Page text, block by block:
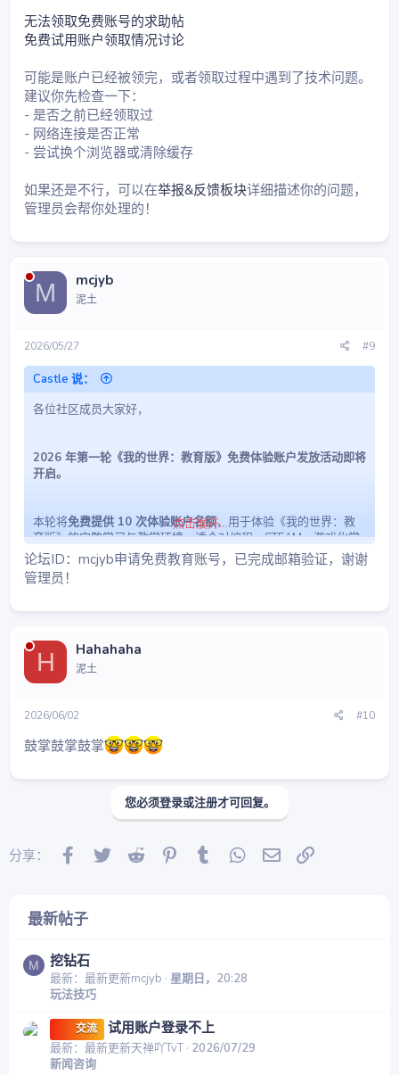
无法领取免费账号的求助帖
免费试用账户领取情况讨论
可能是账户已经被领完，或者领取过程中遇到了技术问题。
建议你先检查一下：
- 是否之前已经领取过
- 网络连接是否正常
- 尝试换个浏览器或清除缓存
如果还是不行，可以在举报&反馈板块详细描述你的问题，
管理员会帮你处理的！
M mcjyb
泥土
2026/05/27 #9
Castle 说：
各位社区成员大家好，
2026 年第一轮《我的世界：教育版》免费体验账户发放活动即将
开启。
本轮将免费提供 10 次体验账户名额，用于体验《我的世界：教
育版》的完整学习与教学环境，适合对编程、STEAM、游戏化学
习感兴趣的学生、家长及教育从业者参与。
免费账户中将
是否“出金”，完全看各位的运气（概率平摊）
所有账户均为官方环境，可直接用于体验与测试
补充账户发放时间
2026 年 1 月 10 日
15:00 正式开始
名额有限，先到先得
每位用户限领取一次
欢迎大家准时参与，
点击展开...
论坛ID：mcjyb申请免费教育账号，已完成邮箱验证，谢谢
管理员！
H Hahahaha
泥土
2026/06/02 #10
鼓掌鼓掌鼓掌
您必须登录或注册才可回复。
分享： Facebook
Twitter Reddit PinterestTumblr WhatsApp
邮件
最新帖子
M 挖钻石
最新：最新更新mcjyb 星期日，20:28
玩法技巧
交流 试用账户登录不上
最新：最新更新天禅吖TvT 2026/07/29
新闻咨询